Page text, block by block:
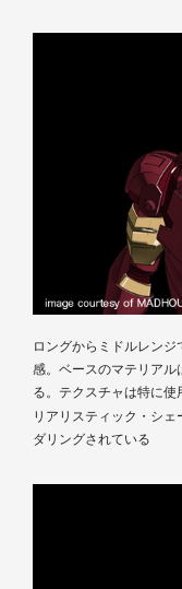
ロングからミドルレン
感。ベースのマテリア
る。テクスチャは特に使
リアリスティック・シェ
ダリングされている